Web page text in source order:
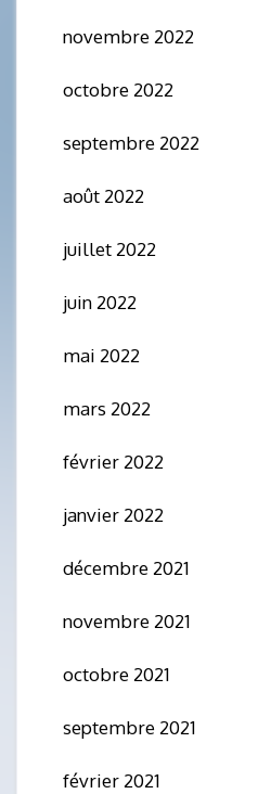
novembre 2022
octobre 2022
septembre 2022
août 2022
juillet 2022
juin 2022
mai 2022
mars 2022
février 2022
janvier 2022
décembre 2021
novembre 2021
octobre 2021
septembre 2021
février 2021